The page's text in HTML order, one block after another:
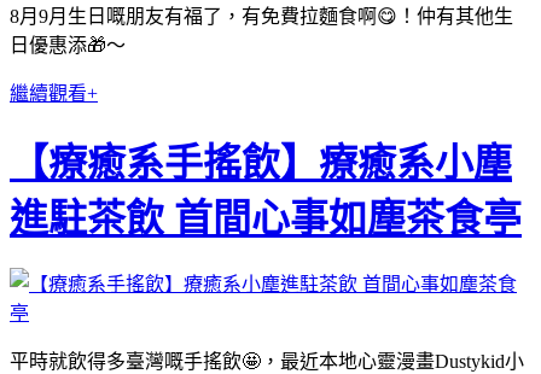
8月9月生日嘅朋友有福了，有免費拉麵食啊😋！仲有其他生
日優惠添🎁～
繼續觀看+
【療癒系手搖飲】療癒系小塵
進駐茶飲 首間心事如塵茶食亭
平時就飲得多臺灣嘅手搖飲🤩，最近本地心靈漫畫Dustykid小